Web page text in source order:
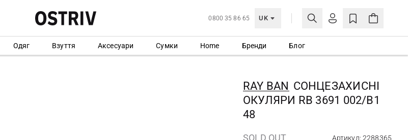
0800 35 86 65 UK
МОЯ ОБЛІКІВКА
Ще не зареєстровані?
СТВОРИТИ ОБЛІКІВКУ
Одяг Взуття Аксесуари Сумки Home Бренди Блог
RAY BAN СОНЦЕЗАХИСНІ
ОКУЛЯРИ RB 3691 002/B1
48
SOLD OUT Артикул: 2288365